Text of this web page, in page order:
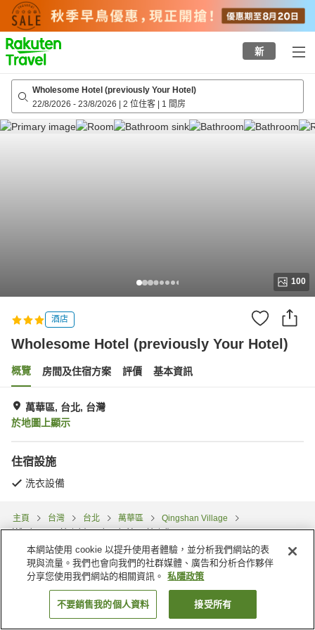
to
top
page
新
Wholesome Hotel (previously Your Hotel)
22/8/2026 - 23/8/2026 | 2 位住客 | 1 間房
100
酒店
Wholesome Hotel (previously Your Hotel)
概覽 房間及住宿方案 評價 基本資訊
萬華區, 台北, 台灣
於地圖上顯示
住宿設施
洗衣設備
主頁 台灣 台北 萬華區
Qingshan Village
Wholesome Hotel (previously Your Hotel)
找客房
本網站使用 cookie 以提升使用者體驗，並分析我們網站的表
現與流量。我們也會向我們的社群媒體、廣告和分析合作夥伴
分享您使用我們網站的相關資訊。
私隱政策
不要銷售我的個人資料 接受所有